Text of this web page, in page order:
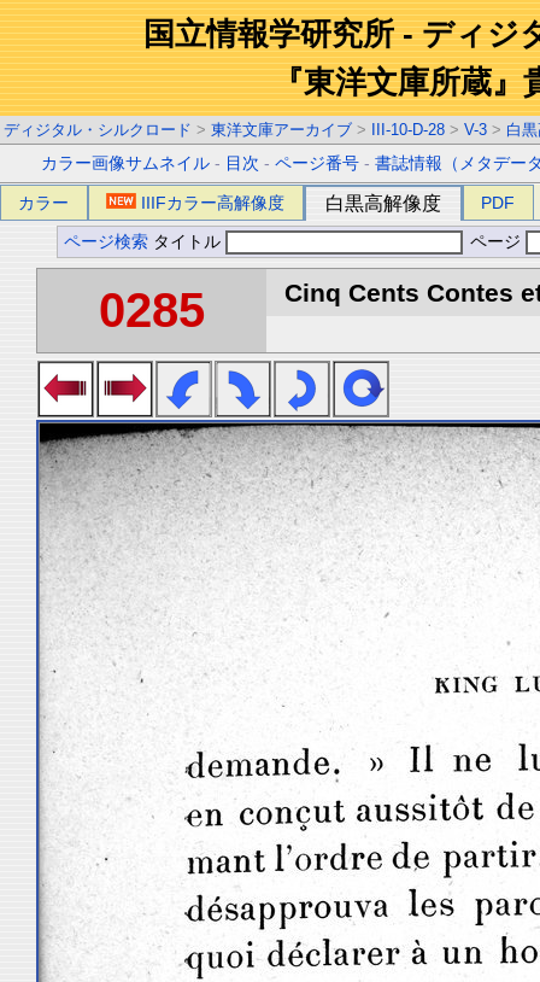
国立情報学研究所 - ディジ
『東洋文庫所蔵』
ディジタル・シルクロード > 東洋文庫アーカイブ > III-10-D-28 > V-3 > 白
カラー画像サムネイル - 目次 -ページ番号 -書誌情報（メタデー
カラー IIIFカラー高解像度 白黒高解像度 PDF
ページ検索 タイトル ページ
0285 Cinq Cents Contes